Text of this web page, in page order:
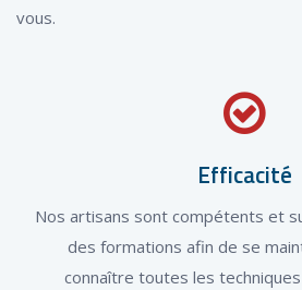
vous.
Efficacité
Nos artisans sont compétents et
des formations afin de se
connaître toutes les